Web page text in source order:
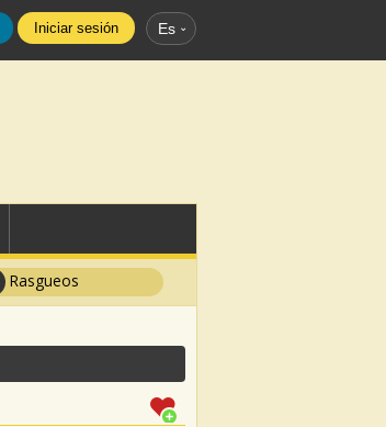
Iniciar sesión Es
Rasgueos